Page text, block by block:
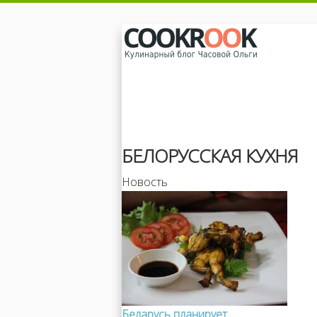
БЕЛОРУССКАЯ КУХНЯ
Новость